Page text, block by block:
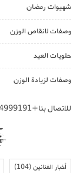
شهيوات رمضان
وصفات لانقاص الوزن
حلويات العيد
وصفات لزيادة الوزن
للاتصال بنا+212614999191
أخبار الفنانين(104)